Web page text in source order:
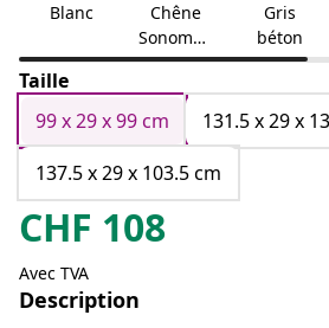
Blanc
Chêne
SonomaC
hêne
sonoma
Gris
béton
Taille
99 x 29 x 99 cm
131.5 x 29 x
137.5 x 29 x 103.5 cm
CHF 108
Avec TVA
Description